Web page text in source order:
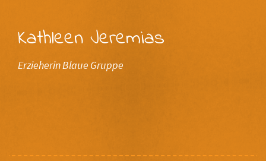
Kathleen Jeremias
Erzieherin Blaue Gruppe